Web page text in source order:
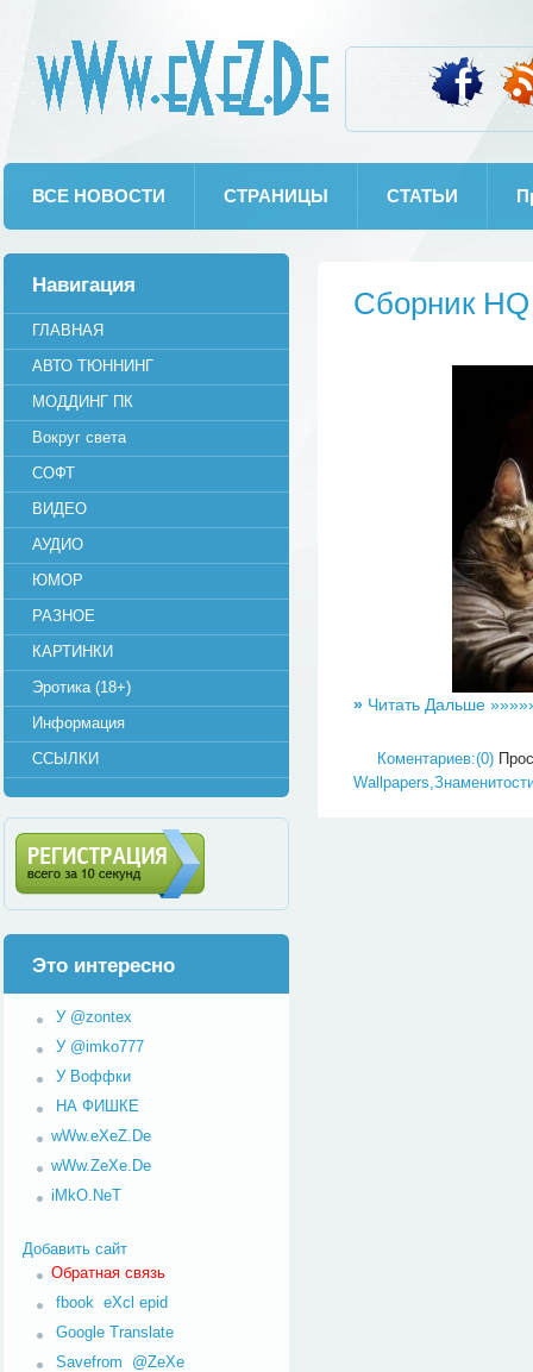
ВСЕ НОВОСТИ СТРАНИЦЫ СТАТЬИ
Сборник
» Читать Дальше
Коментариев:(0)
Навигация
ГЛАВНАЯ
АВТО ТЮННИНГ
МОДДИНГ ПК
Вокруг света
СОФТ
ВИДЕО
АУДИО
ЮМОР
РАЗНОЕ
КАРТИНКИ
Эротика (18+)
Информация
ССЫЛКИ
Регистрация (всего за 10
Это интересно
У @zontex
У @imko777
У Воффки
НА ФИШКЕ
wWw.eXeZ.De
wWw.ZeXe.De
iMkO.NeT
Добавить сайт
Обратная связь
fbook eXcl epid
Google Translate
Savefrom @ZeXe